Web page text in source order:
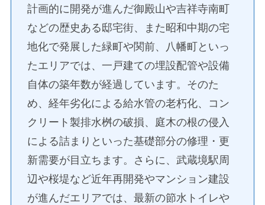
計画的に開発が進んだ御殿山や吉祥寺南町
などの歴史ある邸宅街、また昭和中期の宅
地化で発展した緑町や関前、八幡町といっ
たエリアでは、一戸建ての埋設配管や設備
自体の築年数が経過しています。そのた
め、経年劣化による給水管の老朽化、コン
クリート製排水桝の破損、庭木の根の侵入
による詰まりといった基礎部分の修理・更
新需要が目立ちます。さらに、武蔵境駅周
辺や桜堤など近年再開発やマンション建設
が進んだエリアでは、最新の節水トイレや